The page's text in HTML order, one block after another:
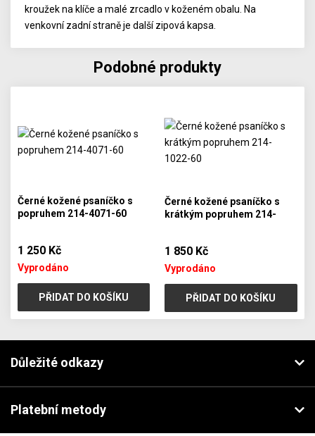
kroužek na klíče a malé zrcadlo v koženém obalu. Na
venkovní zadní straně je další zipová kapsa.
Podobné produkty
Černé kožené psaníčko s
popruhem 214-4071-60
1 250 Kč
Vyprodáno
PŘIDAT DO KOŠÍKU
Černé kožené psaníčko s
krátkým popruhem 214-
1 850 Kč
Vyprodáno
PŘIDAT DO KOŠÍKU
Důležité odkazy
Platební metody